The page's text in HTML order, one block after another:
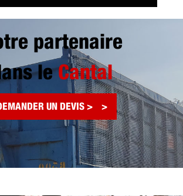
partenaire
leCantal
UN DEVIS >